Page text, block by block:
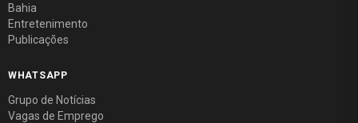
Bahia
Entretenimento
Publicações
WHATSAPP
Grupo de Notícias
Vagas de Emprego